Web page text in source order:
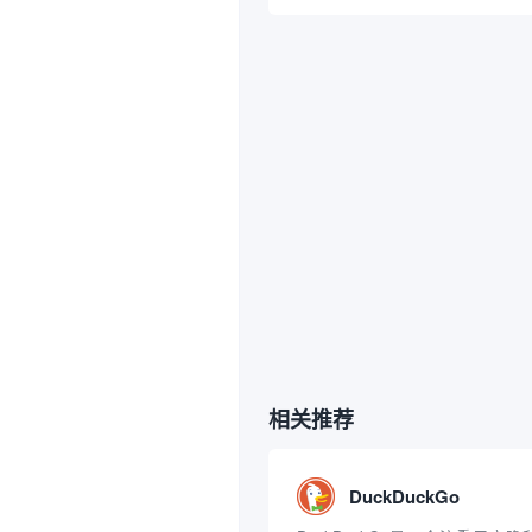
相关推荐
DuckDuckGo